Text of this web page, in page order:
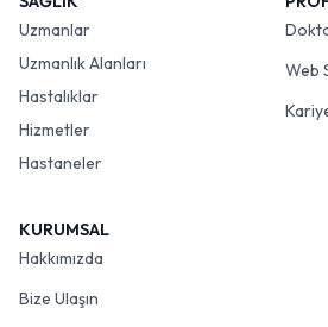
Uzmanlar
Uzmanlık Alanları
Hastalıklar
Hizmetler
Hastaneler
Web
KURUMSAL
Hakkımızda
Bize Ulaşın